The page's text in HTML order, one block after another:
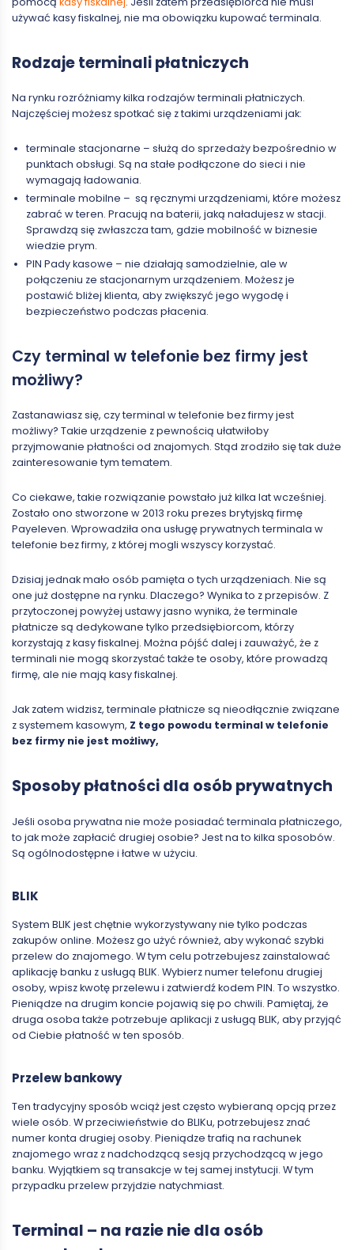
używać kasy fiskalnej, nie ma obowiązku kupować terminala.
Rodzaje terminali płatniczych
Na rynku rozróżniamy kilka rodzajów terminali płatniczych.
Najczęściej możesz spotkać się z takimi urządzeniami jak:
terminale stacjonarne – służą do sprzedaży bezpośrednio w
punktach obsługi. Są na stałe podłączone do sieci i nie
wymagają ładowania.
terminale mobilne – są ręcznymi urządzeniami, które możesz
zabrać w teren. Pracują na baterii, jaką naładujesz w stacji.
Sprawdzą się zwłaszcza tam, gdzie mobilność w biznesie
wiedzie prym.
PIN Pady kasowe – nie działają samodzielnie, ale w
połączeniu ze stacjonarnym urządzeniem. Możesz je
postawić bliżej klienta, aby zwiększyć jego wygodę i
bezpieczeństwo podczas płacenia.
Czy terminal w telefonie bez firmy jest
możliwy?
Zastanawiasz się, czy terminal w telefonie bez firmy jest
możliwy? Takie urządzenie z pewnością ułatwiłoby
przyjmowanie płatności od znajomych. Stąd zrodziło się tak duże
zainteresowanie tym tematem.
Co ciekawe, takie rozwiązanie powstało już kilka lat wcześniej.
Zostało ono stworzone w 2013 roku prezes brytyjską firmę
Payeleven. Wprowadziła ona usługę prywatnych terminala w
telefonie bez firmy, z której mogli wszyscy korzystać.
Dzisiaj jednak mało osób pamięta o tych urządzeniach. Nie są
one już dostępne na rynku. Dlaczego? Wynika to z przepisów. Z
przytoczonej powyżej ustawy jasno wynika, że terminale
płatnicze są dedykowane tylko przedsiębiorcom, którzy
korzystają z kasy fiskalnej. Można pójść dalej i zauważyć, że z
terminali nie mogą skorzystać także te osoby, które prowadzą
firmę, ale nie mają kasy fiskalnej.
Jak zatem widzisz, terminale płatnicze są nieodłącznie związane
z systemem kasowym, Z tego powodu terminal w telefonie
bez firmy nie jest możliwy,
Sposoby płatności dla osób prywatnych
Jeśli osoba prywatna nie może posiadać terminala płatniczego,
to jak może zapłacić drugiej osobie? Jest na to kilka sposobów.
Są ogólnodostępne i łatwe w użyciu.
BLIK
System BLIK jest chętnie wykorzystywany nie tylko podczas
zakupów online. Możesz go użyć również, aby wykonać szybki
przelew do znajomego. W tym celu potrzebujesz zainstalować
aplikację banku z usługą BLIK. Wybierz numer telefonu drugiej
osoby, wpisz kwotę przelewu i zatwierdź kodem PIN. To wszystko.
Pieniądze na drugim koncie pojawią się po chwili. Pamiętaj, że
druga osoba także potrzebuje aplikacji z usługą BLIK, aby przyjąć
od Ciebie płatność w ten sposób.
Przelew bankowy
Ten tradycyjny sposób wciąż jest często wybieraną opcją przez
wiele osób. W przeciwieństwie do BLIKu, potrzebujesz znać
numer konta drugiej osoby. Pieniądze trafią na rachunek
znajomego wraz z nadchodzącą sesją przychodzącą w jego
banku. Wyjątkiem są transakcje w tej samej instytucji. W tym
przypadku przelew przyjdzie natychmiast.
Terminal – na razie nie dla osób